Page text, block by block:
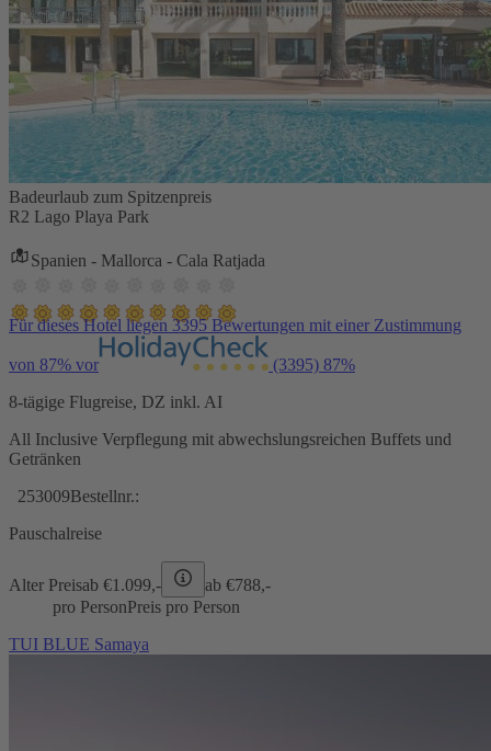
Badeurlaub zum Spitzenpreis
R2 Lago Playa Park
Spanien - Mallorca - Cala Ratjada
Für dieses Hotel liegen 3395 Bewertungen mit einer Zustimmung
von 87% vor (3395) 87%
8-tägige Flugreise, DZ inkl. AI
All Inclusive Verpflegung mit abwechslungsreichen Buffets und
Getränken
253009Bestellnr.:
Pauschalreise
Alter Preisab €1.099,- ab €788,-
pro PersonPreis pro Person
TUI BLUE Samaya